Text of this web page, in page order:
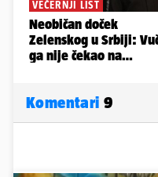
Komentari 9